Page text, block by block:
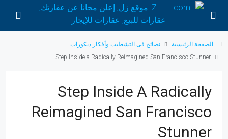
الصفحة الرئيسية
نصائح فى التشطيب وأفكار ديكورات
Step Inside a Radically Reimagined San Francisco Stunner
Step Inside A Radically
Reimagined San Francisco
Stunner